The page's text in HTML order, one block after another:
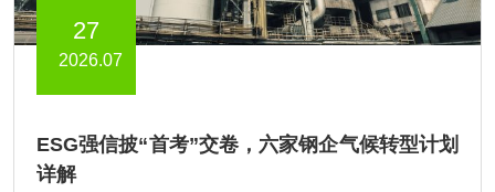
27
2026.07
ESG强信披“首考”交卷，六家钢企气候转型计划
详解